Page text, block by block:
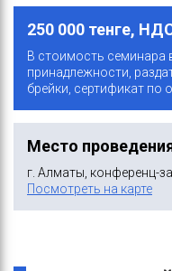
250 000 тенге,
В стоимость семинара
принадлежности,
брейки, сертификат по
Место
г. Алматы, конференц-
Посмотреть на карте